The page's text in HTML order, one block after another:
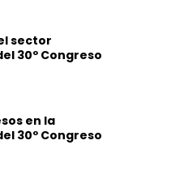
sector
30º Congreso
en la
30º Congreso